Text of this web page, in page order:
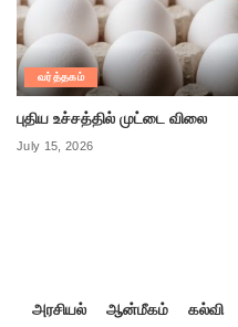
வர்த்தகம்
புதிய உச்சத்தில் முட்டை விலை
July 15, 2026
அரசியல் ஆன்மீகம் கல்வி